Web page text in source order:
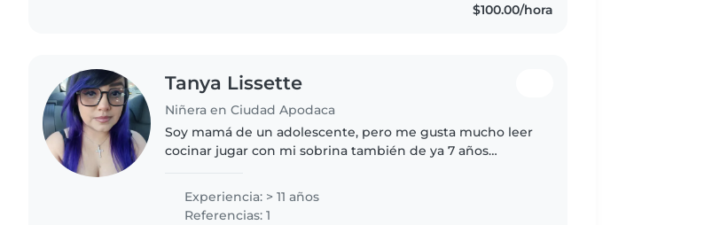
$100.00/hora
Tanya Lissette
Niñera en Ciudad Apodaca
Soy mamá de un adolescente, pero me gusta mucho leer
cocinar jugar con mi sobrina también de ya 7 años
cocinar y el orden
Experiencia: > 11 años
Referencias: 1